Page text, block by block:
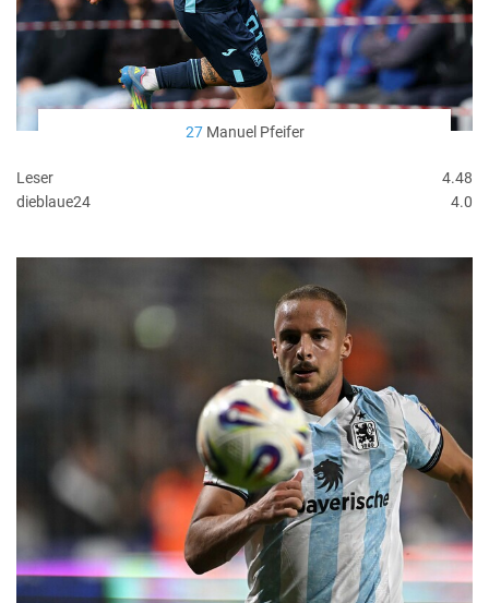
27Manuel Pfeifer
Leser
4.48
dieblaue24
4.0